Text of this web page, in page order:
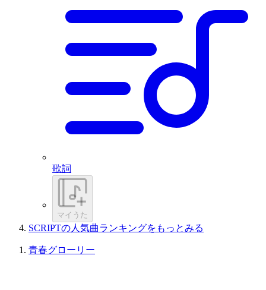
歌詞
マイうた
SCRIPTの人気曲ランキングをもっとみる
青春グローリー